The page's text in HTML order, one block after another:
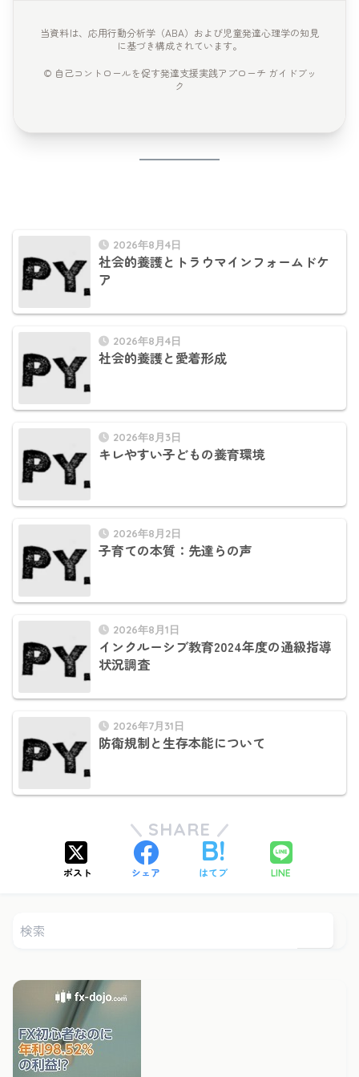
当資料は、応用行動分析学（ABA）および児童発達心理学の知見
に基づき構成されています。
© 自己コントロールを促す発達支援実践アプローチ ガイドブッ
ク
2026年8月4日
社会的養護とトラウマインフォームドケ
ア
2026年8月4日
社会的養護と愛着形成
2026年8月3日
キレやすい子どもの養育環境
2026年8月2日
子育ての本質：先達らの声
2026年8月1日
インクルーシブ教育2024年度の通級指導
状況調査
2026年7月31日
防衛規制と生存本能について
SHARE
ポスト シェア はてブ LINE